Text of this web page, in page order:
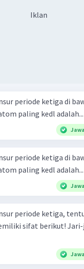
Iklan
periode ketiga di
paling kedl adalah...
periode ketiga di
paling kedl adalah...
periode ketiga,
berikut! Jari-jari atom